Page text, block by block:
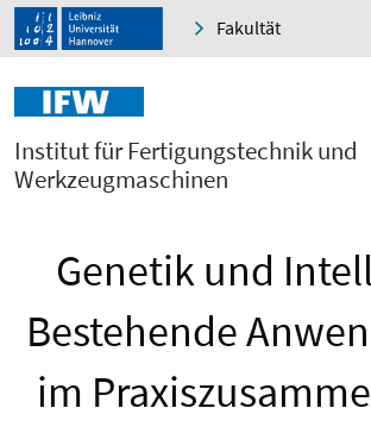
Fakultät
Institut für Fertigungstechnik und
Werkzeugmaschinen
Genetik und
Bestehende
im